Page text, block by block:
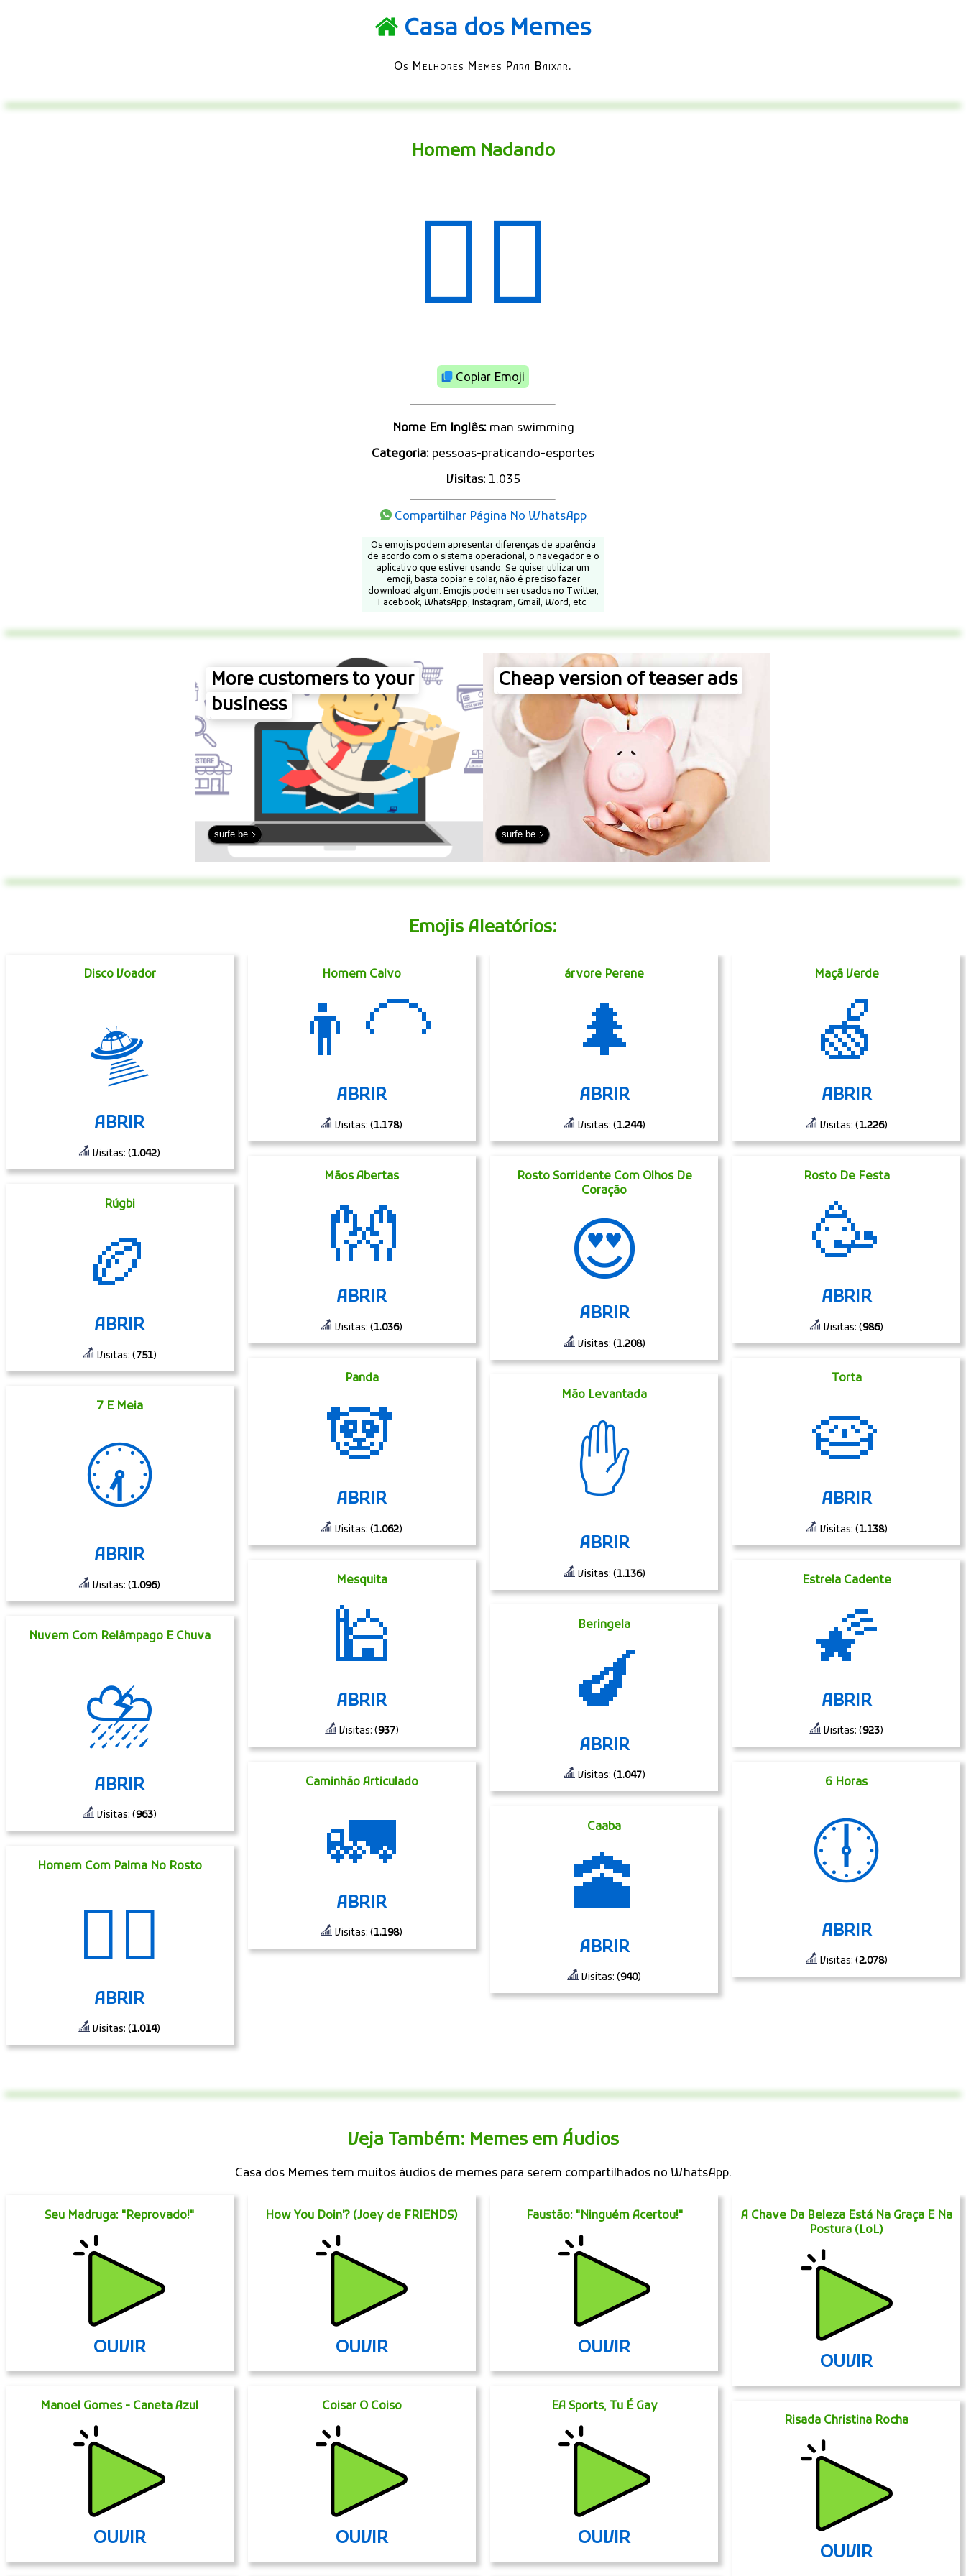
Casa dos Memes
Os Melhores Memes Para Baixar.
Homem Nadando
🏊‍♂️
Copiar Emoji
Nome Em Inglês: man swimming
Categoria: pessoas-praticando-esportes
Visitas:1.035
Compartilhar Página No WhatsApp
Os emojis podem apresentar diferenças de aparência
de acordo com o sistema operacional, o navegador e o
aplicativo que estiver usando. Se quiser utilizar um
emoji, basta copiar e colar, não é preciso fazer
download algum. Emojis podem ser usados no Twitter,
Facebook, WhatsApp, Instagram, Gmail, Word, etc.
More customers to your
business
surfe.be
Cheap version of teaser ads
surfe.be
Emojis Aleatórios:
Disco Voador
🛸
ABRIR
Visitas: (1.042)
Rúgbi
🏉
ABRIR
Visitas: (751)
7 E Meia
🕢
ABRIR
Visitas: (1.096)
Nuvem Com Relâmpago E Chuva
⛈
ABRIR
Visitas: (963)
Homem Com Palma No Rosto
🤦‍♂️
ABRIR
Visitas: (1.014)
Homem Calvo
👨‍🦲
ABRIR
Visitas: (1.178)
Mãos Abertas
👐
ABRIR
Visitas: (1.036)
Panda
🐼
ABRIR
Visitas: (1.062)
Mesquita
🕌
ABRIR
Visitas: (937)
Caminhão Articulado
🚛
ABRIR
Visitas: (1.198)
árvore Perene
🌲
ABRIR
Visitas: (1.244)
Rosto Sorridente Com Olhos De
Coração
😍
ABRIR
Visitas: (1.208)
Mão Levantada
✋
ABRIR
Visitas: (1.136)
Beringela
🍆
ABRIR
Visitas: (1.047)
Caaba
🕋
ABRIR
Visitas: (940)
Maçã Verde
🍏
ABRIR
Visitas: (1.226)
Rosto De Festa
🥳
ABRIR
Visitas: (986)
Torta
🥧
ABRIR
Visitas: (1.138)
Estrela Cadente
🌠
ABRIR
Visitas: (923)
6 Horas
🕕
ABRIR
Visitas: (2.078)
Veja Também: Memes em Áudios
Casa dos Memes tem muitos áudios de memes para serem compartilhados no WhatsApp.
Seu Madruga: "Reprovado!"
OUVIR
Manoel Gomes - Caneta Azul
OUVIR
How You Doin'? (Joey de FRIENDS)
OUVIR
Coisar O Coiso
OUVIR
Faustão: "Ninguém Acertou!"
OUVIR
EA Sports, Tu É Gay
OUVIR
A Chave Da Beleza Está Na Graça E Na
Postura (LoL)
OUVIR
Risada Christina Rocha
OUVIR